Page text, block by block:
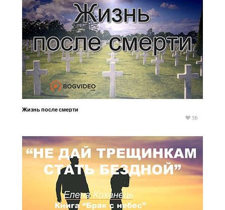
Жизнь после смерти
58